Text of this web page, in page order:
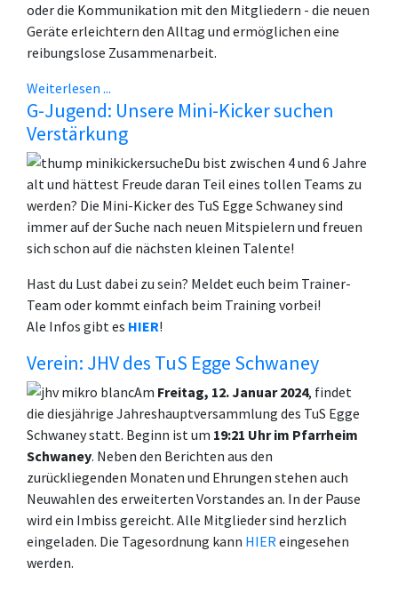
oder die Kommunikation mit den Mitgliedern - die neuen
Geräte erleichtern den Alltag und ermöglichen eine
reibungslose Zusammenarbeit.
Weiterlesen ...
G-Jugend: Unsere Mini-Kicker suchen
Verstärkung
Du bist zwischen 4 und 6 Jahre
alt und hättest Freude daran Teil eines tollen Teams zu
werden? Die Mini-Kicker des TuS Egge Schwaney sind
immer auf der Suche nach neuen Mitspielern und freuen
sich schon auf die nächsten kleinen Talente!
Hast du Lust dabei zu sein? Meldet euch beim Trainer-
Team oder kommt einfach beim Training vorbei!
Ale Infos gibt es HIER!
Verein: JHV des TuS Egge Schwaney
Am Freitag, 12. Januar 2024, findet
die diesjährige Jahreshauptversammlung des TuS Egge
Schwaney statt. Beginn ist um 19:21 Uhr im Pfarrheim
Schwaney. Neben den Berichten aus den
zurückliegenden Monaten und Ehrungen stehen auch
Neuwahlen des erweiterten Vorstandes an. In der Pause
wird ein Imbiss gereicht. Alle Mitglieder sind herzlich
eingeladen. Die Tagesordnung kann HIEReingesehen
werden.